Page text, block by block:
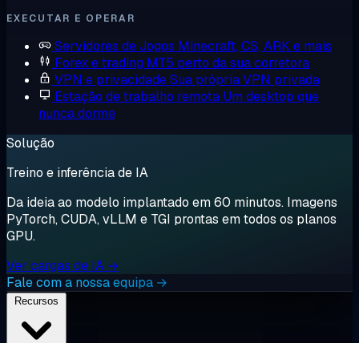
EXECUTAR E OPERAR
Servidores de Jogos Minecraft, CS, ARK e mais
Forex e trading MT5 perto da sua corretora
VPN e privacidadeSua própria VPN privada
Estação de trabalho remota Um desktop que
nunca dorme
Solução
Treino e inferência de IA
Da ideia ao modelo implantado em 60 minutos. Imagens
PyTorch, CUDA, vLLM e TGI prontas em todos os planos
GPU.
Ver cargas de IA →
Fale com a nossa equipa →